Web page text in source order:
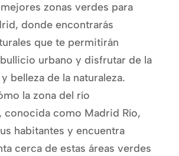
zonas verdes para
donde encontrarás
que te permitirán
urbano y disfrutar de la
belleza de la naturaleza.
la zona del río
conocida como Madrid Río,
habitantes y encuentra
cerca de estas áreas verdes